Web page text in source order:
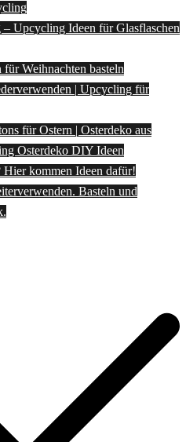
– Upcycling Ideen für Glasflaschen
Weihnachten basteln
| Upcycling für
für Ostern | Osterdeko aus
Osterdeko DIY Ideen
Hier kommen Ideen dafür!
Basteln und